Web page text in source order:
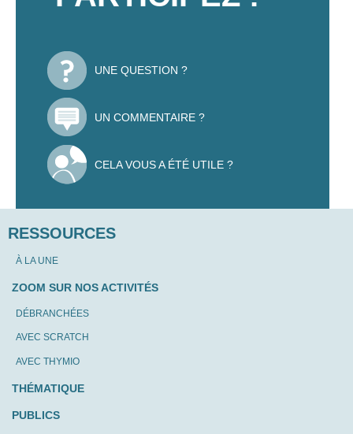
UNE QUESTION ?
UN COMMENTAIRE ?
CELA VOUS A ÉTÉ UTILE ?
RESSOURCES
À LA UNE
ZOOM SUR NOS ACTIVITÉS
DÉBRANCHÉES
AVEC SCRATCH
AVEC THYMIO
THÉMATIQUE
PUBLICS